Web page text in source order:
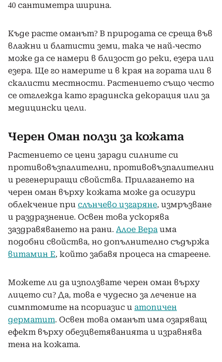
40 сантиметра ширина.
Къде расте оманът? В природата се среща във
влажни и блатисти земи, така че най-често
може да се намери в близост до реки, езера или
езера. Ще го намерите и в края на гората или в
скалисти местности. Растението също често
се отглежда като градинска декорация или за
медицински цели.
Черен Оман ползи за кожата
Растението се цени заради силните си
противовъзпалителни, противовъзпалителни
и регенериращи свойства. Прилагането на
черен оман върху кожата може да осигури
облекчение при слънчево изгаряне, измръзване
и раздразнение. Освен това ускорява
заздравяването на рани. Алое Вера има
подобни свойства, но допълнително съдържа
витамин Е, който забавя процеса на стареене.
Можете ли да използвате черен оман върху
лицето си? Да, това е чудесно за лечение на
симптомите на псориазис и атопичен
дерматит. Освен това оманът има озаряващ
ефект върху обезцветяванията и изравнява
тена на кожата.